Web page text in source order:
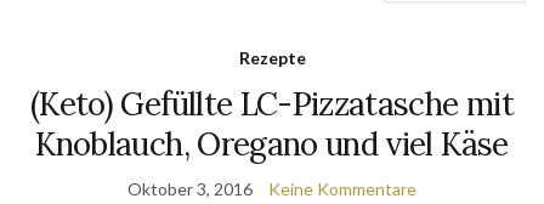
Rezepte
(Keto) Gefüllte LC-Pizzatasche mit
Knoblauch, Oregano und viel Käse
Oktober 3, 2016 Keine Kommentare